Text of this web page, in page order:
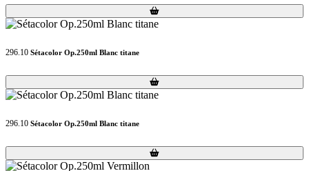
Loading...
Loading...
296.10 Sétacolor Op.250ml Blanc titane
Loading...
Loading...
296.10 Sétacolor Op.250ml Blanc titane
Loading...
Loading...